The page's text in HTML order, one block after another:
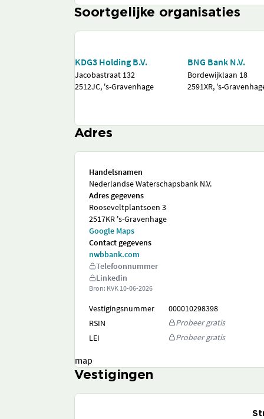
Soortgelijke organisaties
KDG3 Holding B.V.
Jacobastraat 132
2512JC, 's-Gravenhage
BNG Bank N.V.
Bordewijklaan 18
2591XR, 's-
Adres
Handelsnamen
Nederlandse Waterschapsbank N.V.
Adres gegevens
Rooseveltplantsoen 3
2517KR 's-Gravenhage
Google Maps
Contact gegevens
nwbbank.com
Telefoonnummer
Linkedin
Bron: KVK 10-06-2026
Vestigingsnummer
000010298398
RSIN
Probeer gratis
LEI
Probeer gratis
map
Vestigingen